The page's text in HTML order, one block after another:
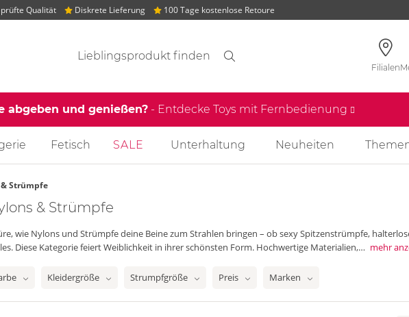
Qualität Diskrete Lieferung 100 Tage kostenlose Retoure
Suchvorschläge
Filialen
abgeben und genießen? - Entdecke Toys mit Fernbedienung
Fetisch SALE Unterhaltung Neuheiten
Strümpfe
& Strümpfe
wie Nylons und Strümpfe deine Beine zum Strahlen bringen – ob sexy Spitzenstrümpfe,
Diese Kategorie feiert Weiblichkeit in ihrer schönsten Form. Hochwertige Materialien,… mehr
Kleidergröße Strumpfgröße Preis Marken